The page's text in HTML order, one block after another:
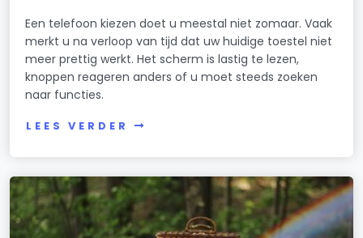
Een telefoon kiezen doet u meestal niet zomaar. Vaak
merkt u na verloop van tijd dat uw huidige toestel niet
meer prettig werkt. Het scherm is lastig te lezen,
knoppen reageren anders of u moet steeds zoeken
naar functies.
LEES VERDER